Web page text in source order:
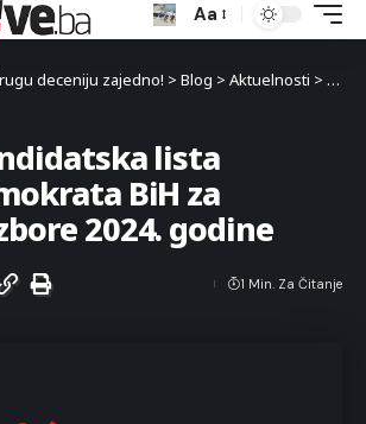
Aa
deceniju zajedno! > Blog > Aktuelnosti >
lista
BiH za
2024. godine
1 Min. Za Čitanje